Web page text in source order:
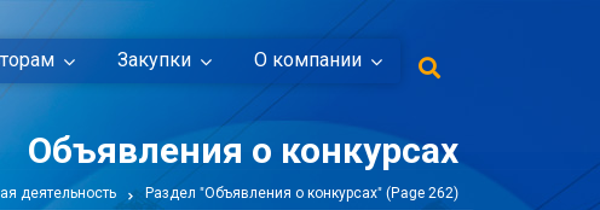
Закупки О компании
Объявления о конкурсах
деятельность Раздел "Объявления о конкурсах" (Page 262)